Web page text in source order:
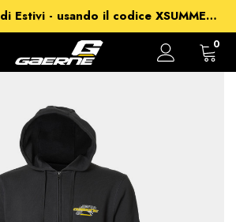
Extra -20% sui Saldi Estivi - usando il codice XSUMMER2026
per ordini superiori a 99€
- usando il codice XSUMMER2026
0